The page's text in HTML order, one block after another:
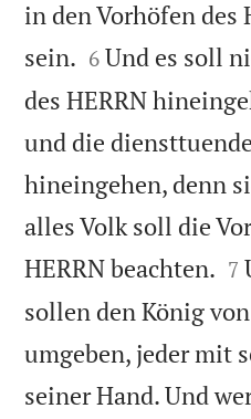
in den Vorhöfen des
sein. 

6 Und es soll
des HERRN
und die
hineingehen, denn
alles Volk soll die
HERRN beachten. 

7
sollen den König
umgeben, jeder mit
seiner Hand. Und